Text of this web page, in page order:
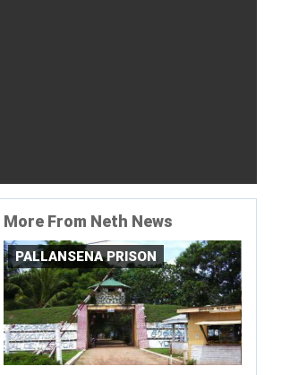
More From Neth News
PALLANSENA PRISON